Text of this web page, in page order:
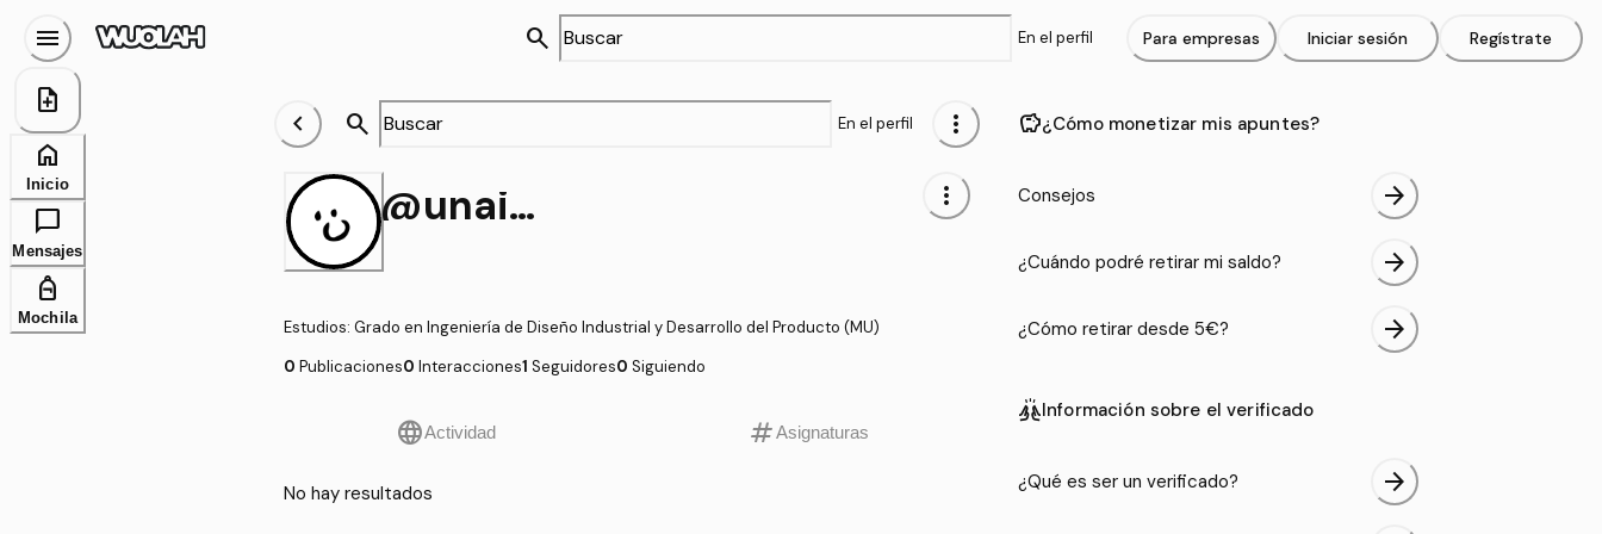
chevron_left search En el perfil more_vert
@unaiur18 more_vert
Estudios: Grado en Ingeniería de Diseño Industrial y Desarrollo del Producto (MU)
0 Publicaciones0 Interacciones1 Seguidores0 Siguiendo
languageActividad tagAsignaturas
No hay resultados
savings¿Cómo monetizar mis apuntes?
Consejos arrow_forward
¿Cuándo podré retirar mi saldo? arrow_forward
¿Cómo retirar desde 5€? arrow_forward
cheerInformación sobre el verificado
¿Qué es ser un verificado?
arrow_forward
search En el perfil Para empresas Iniciar sesión Regístrate
menu
note_add
home
Inicio
chat_bubble
Mensajes
personal_bag
Mochila